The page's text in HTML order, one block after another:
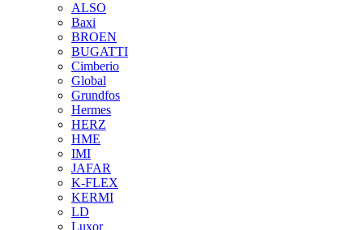
ALSO
Baxi
BROEN
BUGATTI
Cimberio
Global
Grundfos
Hermes
HERZ
HME
IMI
JAFAR
K-FLEX
KERMI
LD
Luxor